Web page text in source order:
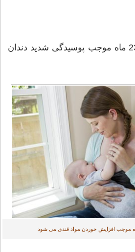
شیردهی بین 12 تا 23 ماه موجب پوسیدگی شدید دندان
موجب افزایش خوردن مواد قندی می شود